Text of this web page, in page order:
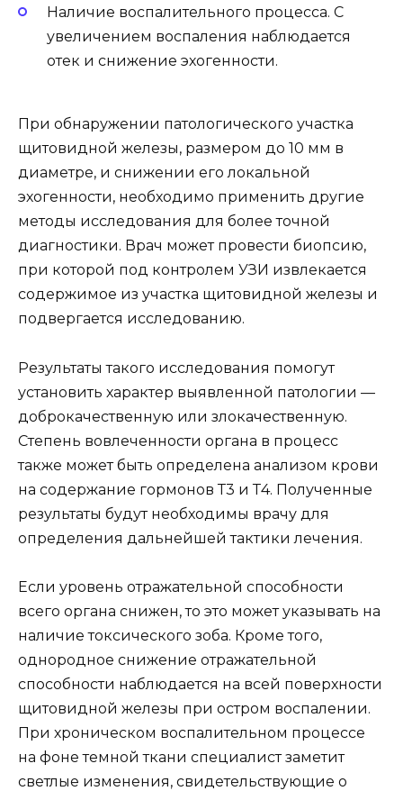
Наличие воспалительного процесса. С
увеличением воспаления наблюдается
отек и снижение эхогенности.
При обнаружении патологического участка
щитовидной железы, размером до 10 мм в
диаметре, и снижении его локальной
эхогенности, необходимо применить другие
методы исследования для более точной
диагностики. Врач может провести биопсию,
при которой под контролем УЗИ извлекается
содержимое из участка щитовидной железы и
подвергается исследованию.
Результаты такого исследования помогут
установить характер выявленной патологии —
доброкачественную или злокачественную.
Степень вовлеченности органа в процесс
также может быть определена анализом крови
на содержание гормонов Т3 и Т4. Полученные
результаты будут необходимы врачу для
определения дальнейшей тактики лечения.
Если уровень отражательной способности
всего органа снижен, то это может указывать на
наличие токсического зоба. Кроме того,
однородное снижение отражательной
способности наблюдается на всей поверхности
щитовидной железы при остром воспалении.
При хроническом воспалительном процессе
на фоне темной ткани специалист заметит
светлые изменения, свидетельствующие о